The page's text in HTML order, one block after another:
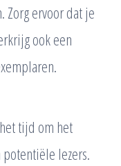
Zorg ervoor dat je
ook een
tijd om het
lezers.